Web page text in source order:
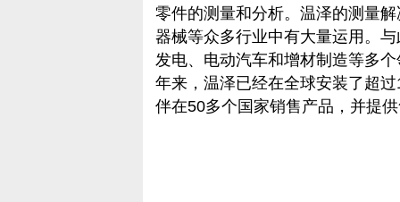
零件的测量和分析。温泽的测量
器械等众多行业中有大量运用。
发电、电动汽车和增材制造等多
年来，温泽已经在全球安装了超
伴在50多个国家销售产品，并提